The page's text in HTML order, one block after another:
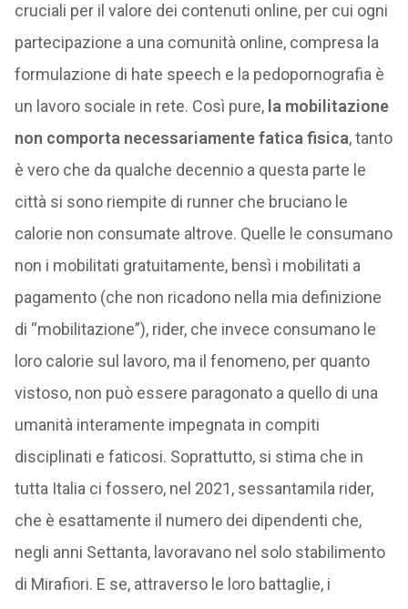
cruciali per il valore dei contenuti online, per cui ogni
partecipazione a una comunità online, compresa la
formulazione di hate speech e la pedopornografia è
un lavoro sociale in rete. Così pure, la mobilitazione
non comporta necessariamente fatica fisica, tanto
è vero che da qualche decennio a questa parte le
città si sono riempite di runner che bruciano le
calorie non consumate altrove. Quelle le consumano
non i mobilitati gratuitamente, bensì i mobilitati a
pagamento (che non ricadono nella mia definizione
di “mobilitazione”), rider, che invece consumano le
loro calorie sul lavoro, ma il fenomeno, per quanto
vistoso, non può essere paragonato a quello di una
umanità interamente impegnata in compiti
disciplinati e faticosi. Soprattutto, si stima che in
tutta Italia ci fossero, nel 2021, sessantamila rider,
che è esattamente il numero dei dipendenti che,
negli anni Settanta, lavoravano nel solo stabilimento
di Mirafiori. E se, attraverso le loro battaglie, i